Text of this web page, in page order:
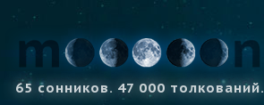
65 сонников. 47 000 толкований.